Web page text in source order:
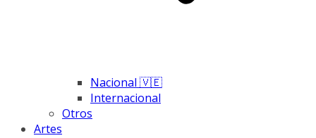
Nacional 🇻🇪
Internacional
Otros
Artes